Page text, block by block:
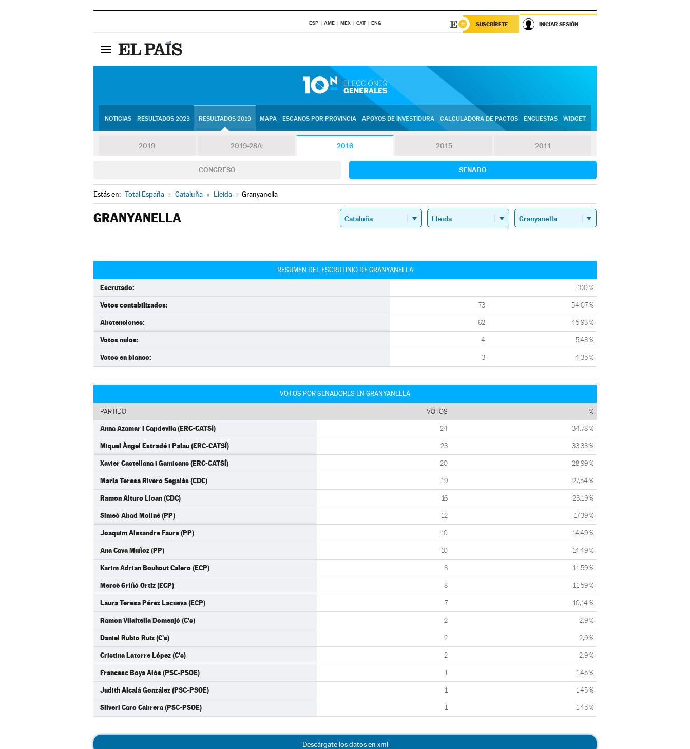
ESP AME MEX CAT ENG SUSCRÍBETE INICIAR SESIÓN
NOTICIAS RESULTADOS 2023 RESULTADOS 2019 MAPA ESCAÑOS POR PROVINCIA APOYOS DE INVESTIDURA CALCULADORA DE PACTOS ENCUESTAS WIDGET
2019 2019-28A 2016 2015 2011
CONGRESO SENADO
Estás en: Total España » Cataluña » Lleida » Granyanella
GRANYANELLA
RESUMEN DEL ESCRUTINIO DE GRANYANELLA
Escrutado: 100 %
Votos contabilizados: 73 54,07 %
Abstenciones: 62 45,93 %
Votos nulos: 4 5,48 %
Votos en blanco: 3 4,35 %
VOTOS POR SENADORES EN GRANYANELLA
PARTIDO VOTOS %
Anna Azamar i Capdevila (ERC-CATSÍ) 24 34,78 %
Miquel Àngel Estradé i Palau (ERC-CATSÍ) 23 33,33 %
Xavier Castellana i Gamisans (ERC-CATSÍ) 20 28,99 %
Maria Teresa Rivero Segalàs (CDC) 19 27,54 %
Ramon Alturo Lloan (CDC) 16 23,19 %
Simeó Abad Moliné (PP) 12 17,39 %
Joaquim Alexandre Faure (PP) 10 14,49 %
Ana Cava Muñoz (PP) 10 14,49 %
Karim Adrian Bouhout Calero (ECP) 8 11,59 %
Mercè Griñó Ortiz (ECP) 8 11,59 %
Laura Teresa Pérez Lacueva (ECP) 7 10,14 %
Ramon Vilaltella Domenjó (C's) 2 2,9 %
Daniel Rubio Ruiz (C's) 2 2,9 %
Cristina Latorre López (C's) 2 2,9 %
Francesc Boya Alós (PSC-PSOE) 1 1,45 %
Judith Alcalá González (PSC-PSOE) 1 1,45 %
Silveri Caro Cabrera (PSC-PSOE) 1 1,45 %
Descárgate los datos en xml